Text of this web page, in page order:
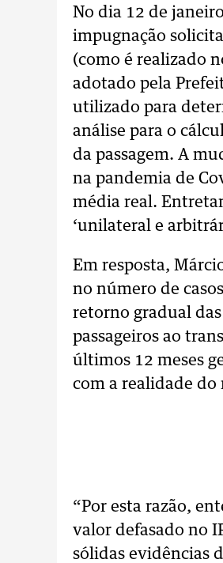
No dia 12 de
impugnação
(como é realizado
adotado pela
utilizado para
análise para o
da passagem. A
na pandemia de
média real.
‘unilateral e
Em resposta,
no número de
retorno gradual
passageiros ao
últimos 12 meses
com a realidade do
“Por esta razão,
valor defasado no
sólidas evidências